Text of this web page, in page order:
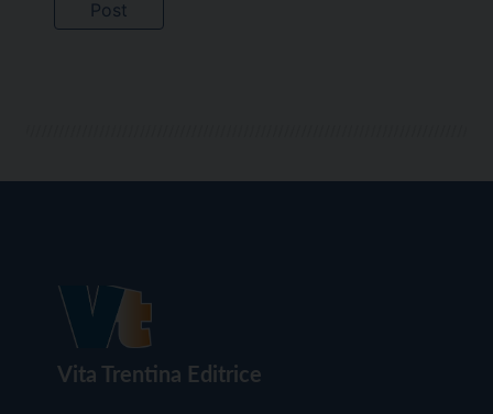
Vita Trentina Editrice